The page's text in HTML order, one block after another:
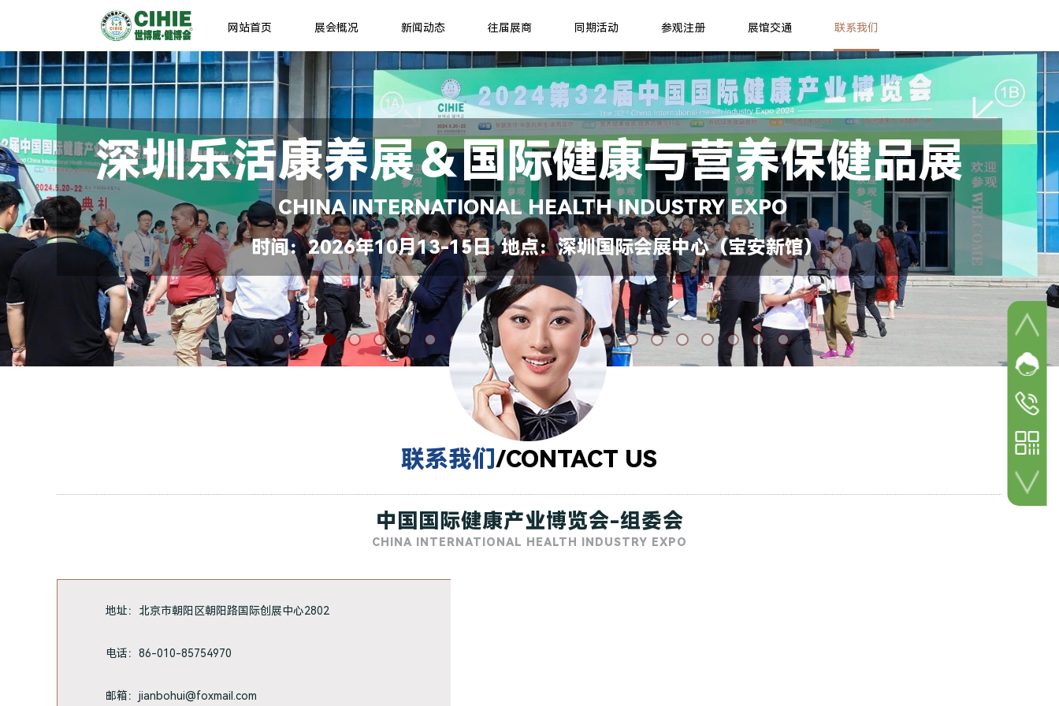
网站首页 展会概况 新闻动态 往届展商 同期活动 参观注册 展馆交通 联系我们
深圳乐活康养展＆国际健康与营养保健品展
CHINA INTERNATIONAL HEALTH INDUSTRY EXPO
时间：2026年10月13-15日 地点：深圳国际会展中心（宝安新馆）
联系我们/CONTACT US
了解更多产品 >
中国国际健康产业博览会-组委会
CHINA INTERNATIONAL HEALTH INDUSTRY EXPO
地址： 北京市朝阳区朝阳路国际创展中心2802
电话：86-010-85754970
邮箱： jianbohui@foxmail.com
网站客
参观咨询
参展咨询